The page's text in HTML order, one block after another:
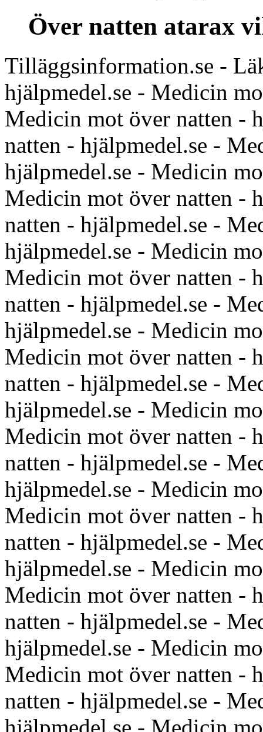
Över natten atarax
Tilläggsinformation.se -
hjälpmedel.se - Medicin
Medicin mot över natten -
natten - hjälpmedel.se -
hjälpmedel.se - Medicin
Medicin mot över natten -
natten - hjälpmedel.se -
hjälpmedel.se - Medicin
Medicin mot över natten -
natten - hjälpmedel.se -
hjälpmedel.se - Medicin
Medicin mot över natten -
natten - hjälpmedel.se -
hjälpmedel.se - Medicin
Medicin mot över natten -
natten - hjälpmedel.se -
hjälpmedel.se - Medicin
Medicin mot över natten -
natten - hjälpmedel.se -
hjälpmedel.se - Medicin
Medicin mot över natten -
natten - hjälpmedel.se -
hjälpmedel.se - Medicin
Medicin mot över natten -
natten - hjälpmedel.se -
hjälpmedel.se - Medicin